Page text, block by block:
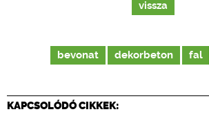
vissza
bevonat dekorbeton fal
KAPCSOLÓDÓ CIKKEK: